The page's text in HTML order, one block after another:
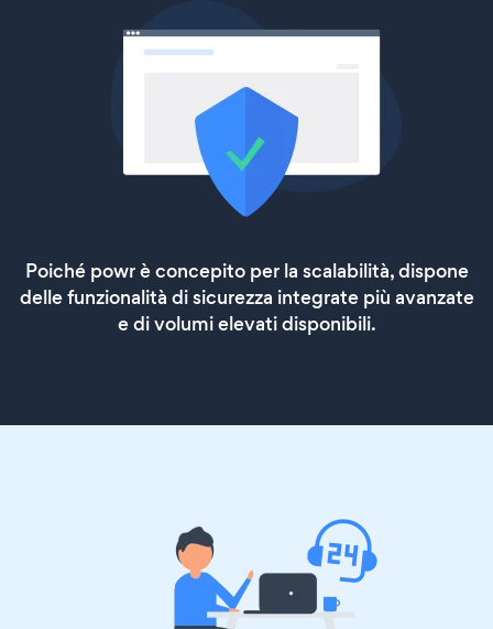
Poiché powr è concepito per la scalabilità, dispone
delle funzionalità di sicurezza integrate più avanzate
e di volumi elevati disponibili.